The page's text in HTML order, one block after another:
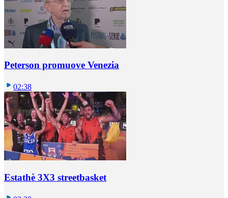
Peterson promuove Venezia
02:38
Estathè 3X3 streetbasket